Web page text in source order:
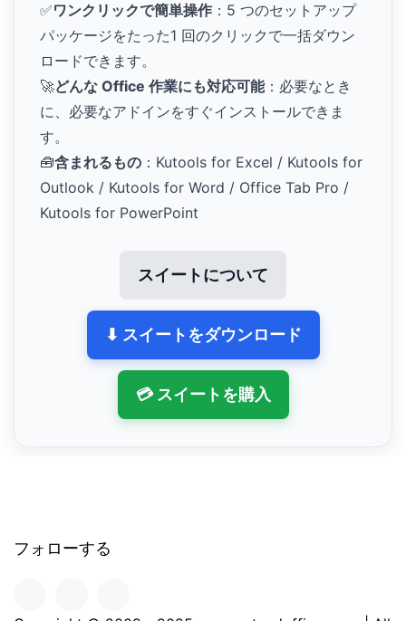
✅ワンクリックで簡単操作 ：5 つのセットアップ
パッケージをたった1 回のクリックで一括ダウン
ロードできます。
🚀どんな Office 作業にも対応可能：必要なとき
に、必要なアドインをすぐインストールできま
す。
🧰含まれるもの ：Kutools for Excel / Kutools for
Outlook / Kutools for Word / Office Tab Pro /
Kutools for PowerPoint
スイートについて
⬇ スイートをダウンロード
💳 スイートを購入
フォローする